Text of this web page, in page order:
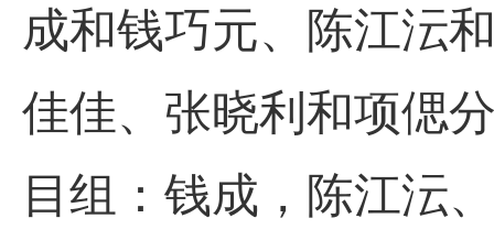
成和钱巧元、
陈江沄
佳佳、 张晓利和项偲
目组：钱成 ， 陈江沄